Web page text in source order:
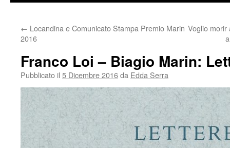
← Locandina e Comunicato Stampa Premio Marin
2016
Voglio morir
Franco Loi – Biagio Marin:
Pubblicato il 5 Dicembre 2016da Edda Serra